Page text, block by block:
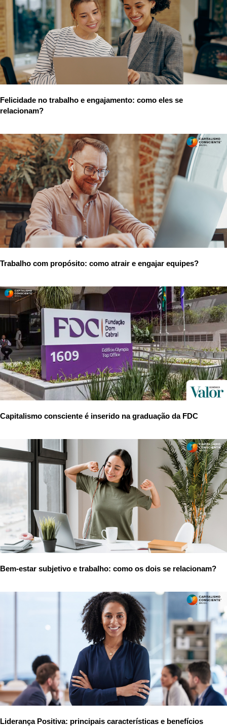
Felicidade no trabalho e engajamento: como eles se
relacionam?
Trabalho com propósito: como atrair e engajar equipes?
Capitalismo consciente é inserido na graduação da FDC
Bem-estar subjetivo e trabalho: como os dois se relacionam?
Liderança Positiva: principais características e benefícios